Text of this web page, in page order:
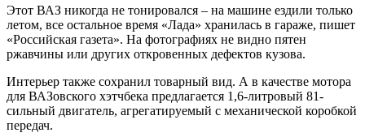
Этот ВАЗ никогда не тонировался – на машине ездили только
летом, все остальное время «Лада» хранилась в гараже, пишет
«Российская газета». На фотографиях не видно пятен
ржавчины или других откровенных дефектов кузова.
Интерьер также сохранил товарный вид. А в качестве мотора
для ВАЗовского хэтчбека предлагается 1,6-литровый 81-
сильный двигатель, агрегатируемый с механической коробкой
передач.